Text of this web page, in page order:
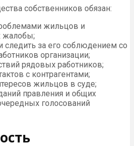
собственников обязан:
жильцов и
жалобы;
следить за его соблюдением со
организации;
рядовых работников;
с контрагентами;
жильцов в суде;
правления и общих
голосований